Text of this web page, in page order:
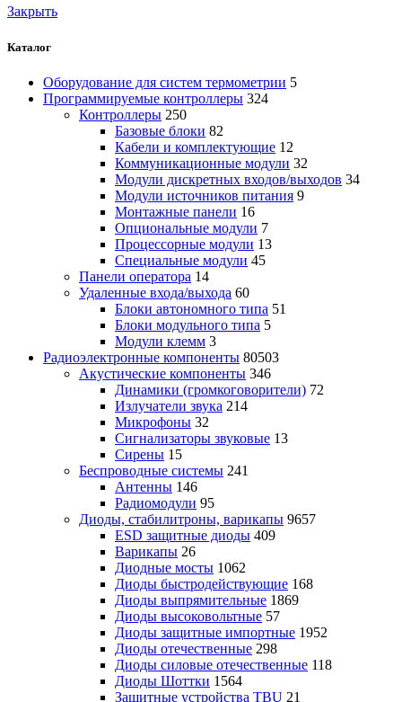
Закрыть
Каталог
Оборудование для систем термометрии 5
Программируемые контроллеры 324
Контроллеры 250
Базовые блоки 82
Кабели и комплектующие 12
Коммуникационные модули 32
Модули дискретных входов/выходов 34
Модули источников питания 9
Монтажные панели 16
Опциональные модули 7
Процессорные модули 13
Специальные модули 45
Панели оператора 14
Удаленные входа/выхода 60
Блоки автономного типа 51
Блоки модульного типа 5
Модули клемм 3
Радиоэлектронные компоненты 80503
Акустические компоненты 346
Динамики (громкоговорители) 72
Излучатели звука 214
Микрофоны 32
Сигнализаторы звуковые 13
Сирены 15
Беспроводные системы 241
Антенны 146
Радиомодули 95
Диоды, стабилитроны, варикапы 9657
ESD защитные диоды 409
Варикапы 26
Диодные мосты 1062
Диоды быстродействующие 168
Диоды выпрямительные 1869
Диоды высоковольтные 57
Диоды защитные импортные 1952
Диоды отечественные 298
Диоды силовые отечественные 118
Диоды Шоттки 1564
Защитные устройства TBU 21